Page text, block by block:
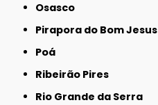
Osasco
Pirapora do Bom Jesus
Poá
Ribeirão Pires
Rio Grande da Serra